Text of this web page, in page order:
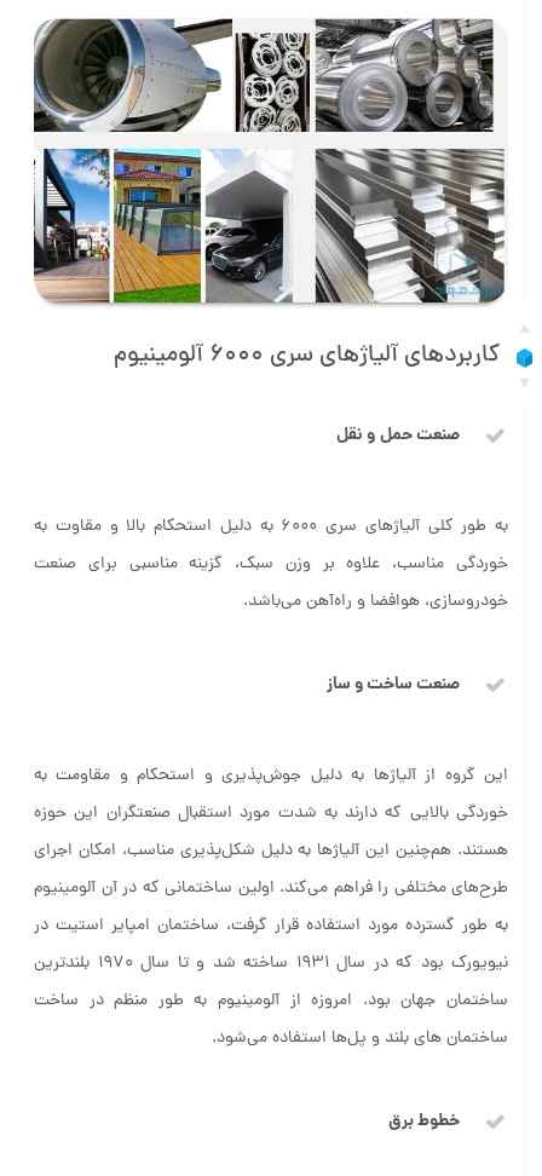
کاربردهای آلیاژهای سری 6000 آلومینیوم
صنعت حمل‌و‌ نقل
به طور کلی آلیاژهای سری 6000 به دلیل استحکام بالا و مقاوت به
خوردگی مناسب، علاوه بر وزن سبک، گزینه مناسبی برای صنعت
خودروسازی، هوافضا و راه‌آهن می‌باشد.
صنعت ساخت‌ و‌ ساز
این گروه از آلیاژها به دلیل جوش‌پذیری و استحکام و مقاومت به
خوردگی بالایی که دارند به شدت مورد استقبال صنعتگران این حوزه
هستند. هم‌چنین این آلیاژها به دلیل شکل‌پذیری مناسب، امکان اجرای
طرح‌های مختلفی را فراهم می‌کند. اولین ساختمانی که در آن آلومینیوم
به طور گسترده‌ مورد استفاده قرار گرفت، ساختمان امپایر استیت در
نیویورک بود که در سال 1931 ساخته شد و تا سال 1970 بلندترین
ساختمان جهان بود. امروزه از آلومینیوم به طور منظم در ساخت
ساختمان‌ های بلند و پل‌ها استفاده می‌شود.
خطوط برق